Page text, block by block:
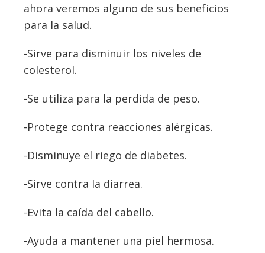
ahora veremos alguno de sus beneficios
para la salud.
-Sirve para disminuir los niveles de
colesterol.
-Se utiliza para la perdida de peso.
-Protege contra reacciones alérgicas.
-Disminuye el riego de diabetes.
-Sirve contra la diarrea.
-Evita la caída del cabello.
-Ayuda a mantener una piel hermosa.